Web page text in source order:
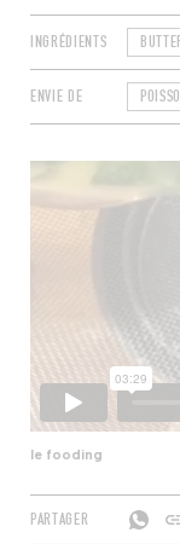
le fooding
INGRÉDIENTS
ENVIE DE
PARTAGER